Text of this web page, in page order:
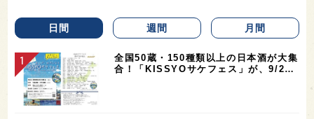
日間 週間 月間
全国50蔵・150種類以上の日本酒が大集
合！「KISSYOサケフェス」が、9/2…